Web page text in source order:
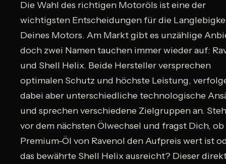
Die Wahl des richtigen Motoröls ist eine der
wichtigsten Entscheidungen für die
Deines Motors. Am Markt gibt es unzählige
doch zwei Namen tauchen immer wieder auf:
und Shell Helix. Beide Hersteller versprechen
optimalen Schutz und höchste Leistung,
dabei aber unterschiedliche technologische
und sprechen verschiedene Zielgruppen an.
vor dem nächsten Ölwechsel und fragst Dich, ob
Premium-Öl von Ravenol den Aufpreis wert ist
das bewährte Shell Helix ausreicht? Dieser